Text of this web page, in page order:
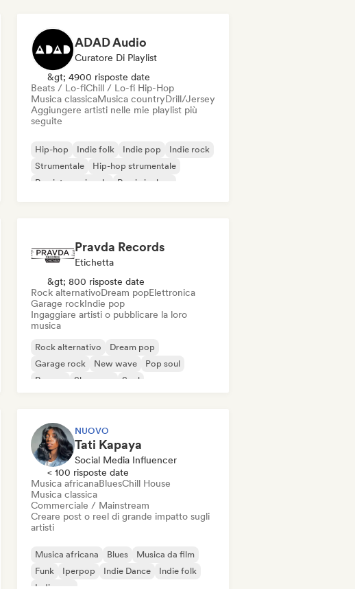
ADAD Audio
Curatore Di Playlist
&gt; 4900 risposte date
Beats / Lo-fiChill / Lo-fi Hip-Hop
Musica classicaMusica countryDrill/Jersey
Aggiungere artisti nelle mie playlist più
seguite
Hip-hop Indie folk Indie pop
Indie rock
Strumentale
Hip-hop strumentale
Rap internazionale
Rap in inglese
Pravda Records
Etichetta
&gt; 800 risposte date
Rock alternativoDream popElettronica
Garage rockIndie pop
Ingaggiare artisti o pubblicare la loro
musica
Rock alternativo
Dream pop
Garage rock
New wave
Pop soul
Reggae
Shoegaze Soul
NUOVO
Tati Kapaya
Social Media Influencer
< 100 risposte date
Musica africanaBluesChill House
Musica classica
Commerciale / Mainstream
Creare post o reel di grande impatto sugli
artisti
Musica africana Blues
Musica da film
Funk
Iperpop Indie Dance
Indie folk